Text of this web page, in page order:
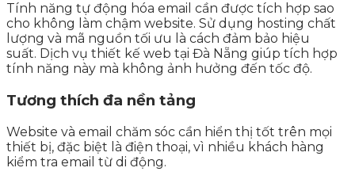
Tính năng tự động hóa email cần được tích hợp sao
cho không làm chậm website. Sử dụng hosting chất
lượng và mã nguồn tối ưu là cách đảm bảo hiệu
suất. Dịch vụ thiết kế web tại Đà Nẵng giúp tích hợp
tính năng này mà không ảnh hưởng đến tốc độ.
Tương thích đa nền tảng
Website và email chăm sóc cần hiển thị tốt trên mọi
thiết bị, đặc biệt là điện thoại, vì nhiều khách hàng
kiểm tra email từ di động.